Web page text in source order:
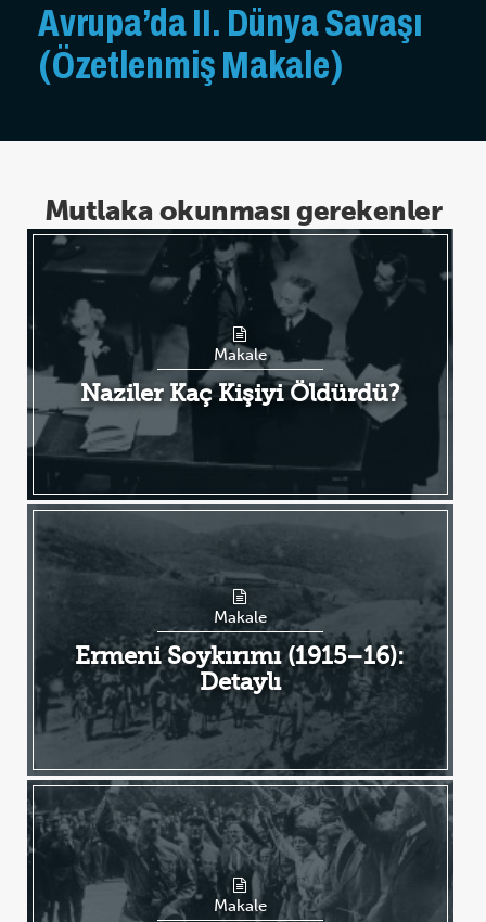
Avrupa’da II. Dünya Savaşı
(Özetlenmiş Makale)
Mutlaka okunması gerekenler
Makale
Naziler Kaç Kişiyi Öldürdü?
Makale
Ermeni Soykırımı (1915–16):
Detaylı
Makale